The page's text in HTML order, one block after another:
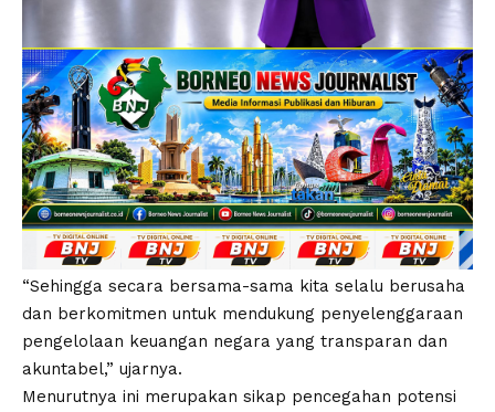
“Sehingga secara bersama-sama kita selalu berusaha
dan berkomitmen untuk mendukung penyelenggaraan
pengelolaan keuangan negara yang transparan dan
akuntabel,” ujarnya.
Menurutnya ini merupakan sikap pencegahan potensi